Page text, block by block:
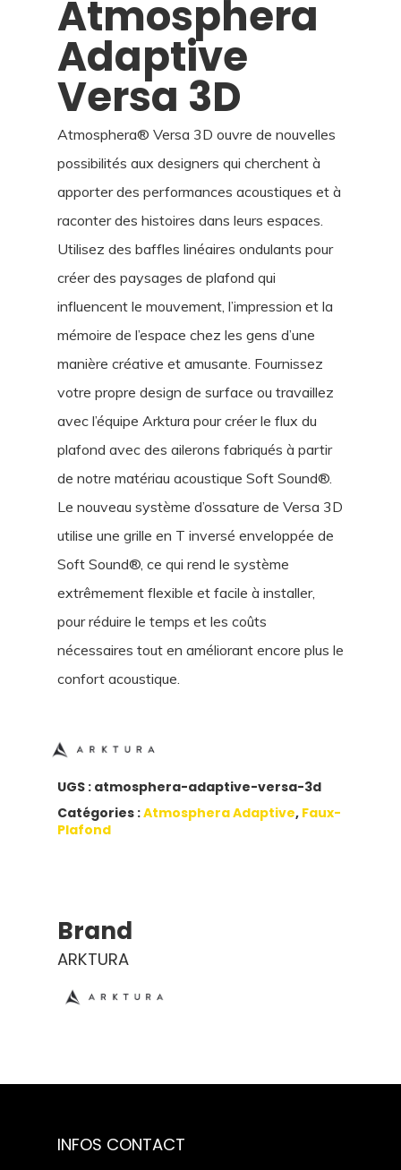
Atmosphera
Adaptive
Versa 3D
Atmosphera® Versa 3D ouvre de nouvelles
possibilités aux designers qui cherchent à
apporter des performances acoustiques et à
raconter des histoires dans leurs espaces.
Utilisez des baffles linéaires ondulants pour
créer des paysages de plafond qui
influencent le mouvement, l’impression et la
mémoire de l’espace chez les gens d’une
manière créative et amusante. Fournissez
votre propre design de surface ou travaillez
avec l’équipe Arktura pour créer le flux du
plafond avec des ailerons fabriqués à partir
de notre matériau acoustique Soft Sound®.
Le nouveau système d’ossature de Versa 3D
utilise une grille en T inversé enveloppée de
Soft Sound®, ce qui rend le système
extrêmement flexible et facile à installer,
pour réduire le temps et les coûts
nécessaires tout en améliorant encore plus le
confort acoustique.
UGS : atmosphera-adaptive-versa-3d
Catégories :Atmosphera Adaptive, Faux-
Plafond
Brand
ARKTURA
INFOS CONTACT